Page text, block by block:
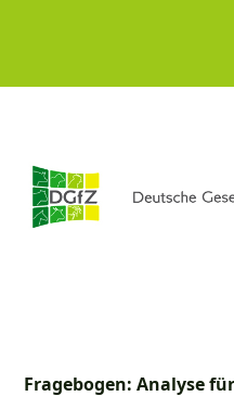
Fragebogen: Analyse